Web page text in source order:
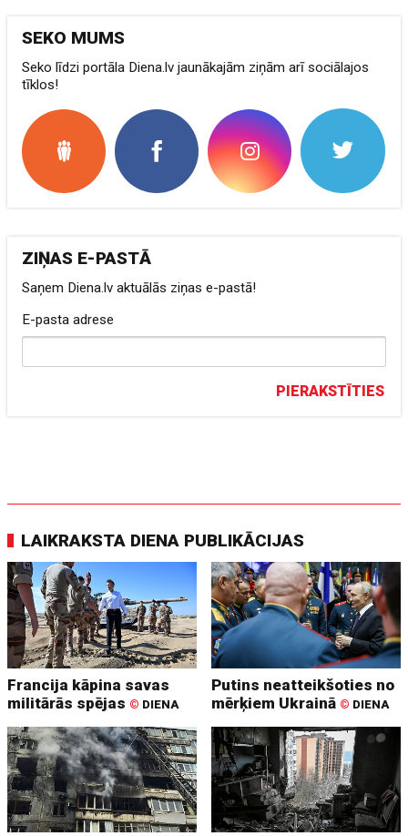
SEKO MUMS
Seko līdzi portāla Diena.lv jaunākajām ziņām arī sociālajos
tīklos!
ZIŅAS E-PASTĀ
Saņem Diena.lv aktuālās ziņas e-pastā!
E-pasta adrese
PIERAKSTĪTIES
LAIKRAKSTA DIENA PUBLIKĀCIJAS
Francija kāpina savas
militārās spējas © DIENA
Putins neatteikšoties no
mērķiem Ukrainā © DIENA